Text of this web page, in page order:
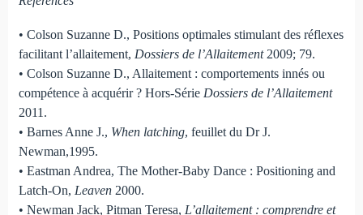
• Colson Suzanne D., Positions optimales stimulant des réflexes
facilitant l’allaitement, Dossiers de l’Allaitement2009; 79.
• Colson Suzanne D., Allaitement : comportements innés ou
compétence à acquérir ? Hors-Série Dossiers de l’Allaitement
2011.
• Barnes Anne J., When latching, feuillet du Dr J.
Newman,1995.
• Eastman Andrea, The Mother-Baby Dance : Positioning and
Latch-On, Leaven 2000.
• Newman Jack, Pitman Teresa, L’allaitement : comprendre et